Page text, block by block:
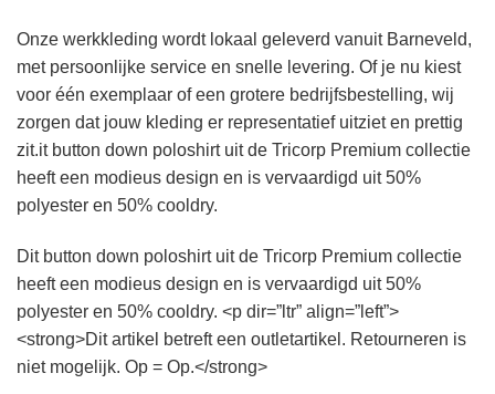
Onze werkkleding wordt lokaal geleverd vanuit Barneveld,
met persoonlijke service en snelle levering. Of je nu kiest
voor één exemplaar of een grotere bedrijfsbestelling, wij
zorgen dat jouw kleding er representatief uitziet en prettig
zit.it button down poloshirt uit de Tricorp Premium collectie
heeft een modieus design en is vervaardigd uit 50%
polyester en 50% cooldry.
Dit button down poloshirt uit de Tricorp Premium collectie
heeft een modieus design en is vervaardigd uit 50%
polyester en 50% cooldry. <p dir=”ltr” align=”left”>
<strong>Dit artikel betreft een outletartikel. Retourneren is
niet mogelijk. Op = Op.</strong>